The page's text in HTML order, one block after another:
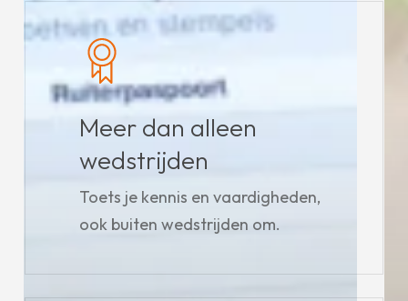
Meer dan alleen
wedstrijden
Toets je kennis en vaardigheden,
ook buiten wedstrijden om.